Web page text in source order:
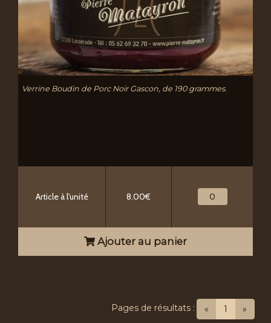
Verrine Boudin de Porc Noir Gascon, de 190 grammes.
Article à l'unité 8.00€
Ajouter au panier
« 1 (current)
»
Pages de résultats :